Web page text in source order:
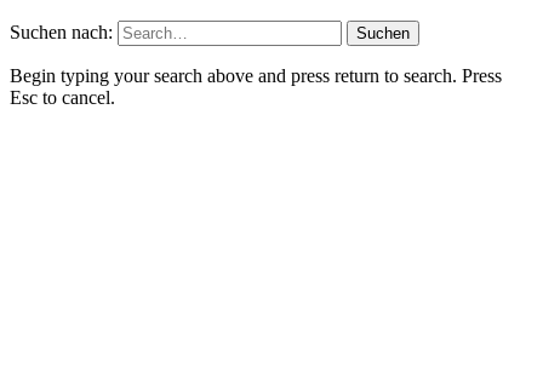
Suchen nach:
Begin typing your search above and press return to search. Press
Esc to cancel.